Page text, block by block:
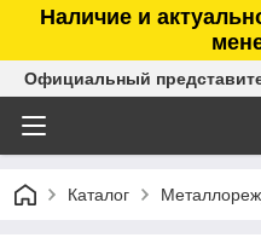
Наличие и
Официальный
Каталог